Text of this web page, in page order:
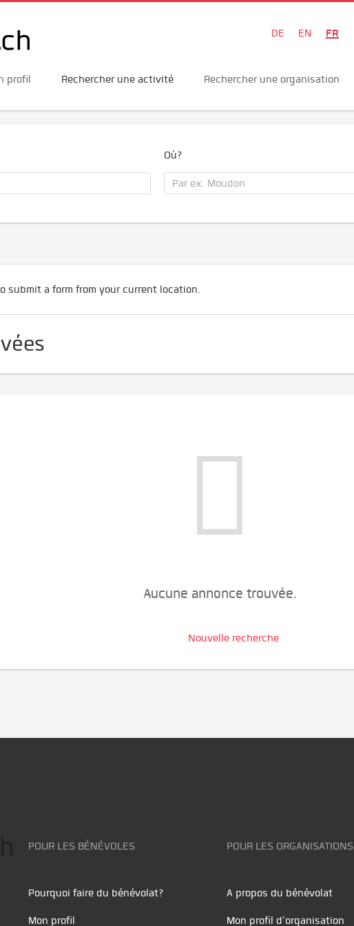
DE EN FR
profil Rechercher une activité Rechercher une organisation
Où?
submit a form from your current location.
Aucune annonce trouvée.
Nouvelle recherche
POUR LES BÉNÉVOLES
Pourquoi faire du bénévolat?
Mon profil
POUR LES ORGANISATIONS
A propos du bénévolat
Mon profil d'organisation